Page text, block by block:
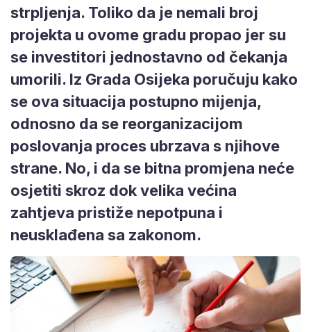
strpljenja. Toliko da je nemali broj
projekta u ovome gradu propao jer su
se investitori jednostavno od čekanja
umorili. Iz Grada Osijeka poručuju kako
se ova situacija postupno mijenja,
odnosno da se reorganizacijom
poslovanja proces ubrzava s njihove
strane. No, i da se bitna promjena neće
osjetiti skroz dok velika većina
zahtjeva pristiže nepotpuna i
neusklađena sa zakonom.